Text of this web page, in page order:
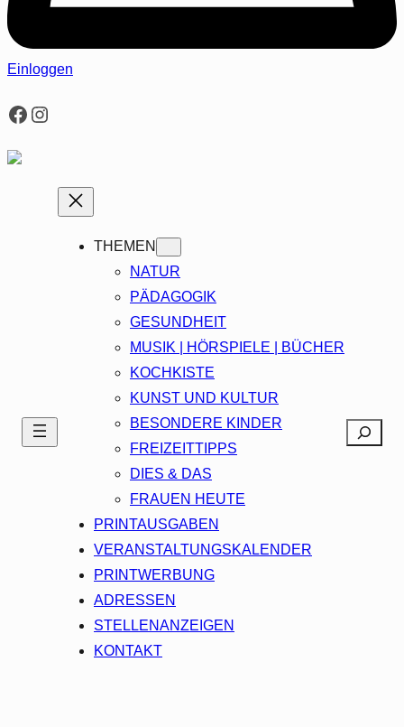
Einloggen
Facebook
Instagram
THEMEN
NATUR
PÄDAGOGIK
GESUNDHEIT
MUSIK | HÖRSPIELE | BÜCHER
KOCHKISTE
KUNST UND KULTUR
BESONDERE KINDER
FREIZEITTIPPS
DIES & DAS
FRAUEN HEUTE
PRINTAUSGABEN
VERANSTALTUNGSKALENDER
PRINTWERBUNG
ADRESSEN
STELLENANZEIGEN
KONTAKT
Search